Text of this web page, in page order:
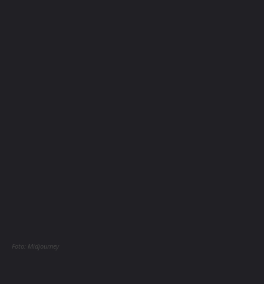
Foto: Midjourney